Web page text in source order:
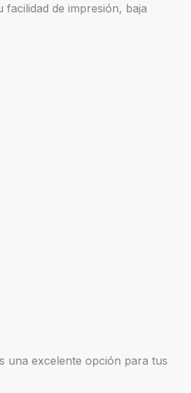
de impresión, baja
una excelente opción para tus